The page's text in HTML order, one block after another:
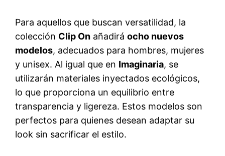
Para aquellos que buscan versatilidad, la
colección Clip On añadiráocho nuevos
modelos, adecuados para hombres, mujeres
y unisex. Al igual que en Imaginaria, se
utilizarán materiales inyectados ecológicos,
lo que proporciona un equilibrio entre
transparencia y ligereza. Estos modelos son
perfectos para quienes desean adaptar su
look sin sacrificar el estilo.